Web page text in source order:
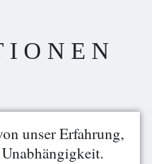
unser Erfahrung,